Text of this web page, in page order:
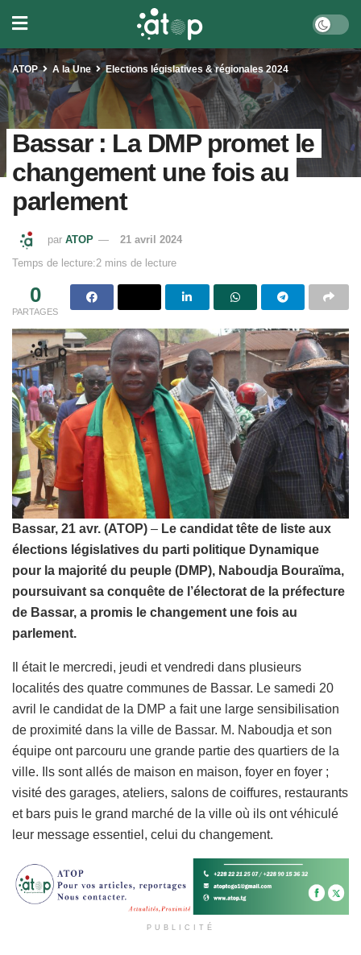
ATOP A la Une Elections législatives & régionales 2024
Bassar : La DMP promet le
changement une fois au
parlement
par ATOP
21 avril 2024
Temps de lecture:2 mins de lecture
0
PARTAGES
Bassar, 21 avr. (ATOP) – Le candidat tête de liste aux
élections législatives du parti politique Dynamique
pour la majorité du peuple (DMP), Naboudja Bouraïma,
poursuivant sa conquête de l’électorat de la préfecture
de Bassar, a promis le changement une fois au
parlement.
Il était le mercredi, jeudi et vendredi dans plusieurs
localités des quatre communes de Bassar. Le samedi 20
avril le candidat de la DMP a fait une large sensibilisation
de proximité dans la ville de Bassar. M. Naboudja et son
équipe ont parcouru une grande partie des quartiers de la
ville. Ils sont allés de maison en maison, foyer en foyer ;
visité des garages, ateliers, salons de coiffures, restaurants
et bars puis le grand marché de la ville où ils ont véhiculé
leur message essentiel, celui du changement.
PUBLICITÉ